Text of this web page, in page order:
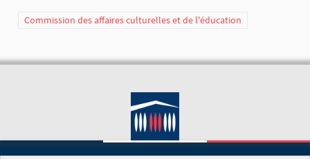
Commission des affaires culturelles et de l'éducation